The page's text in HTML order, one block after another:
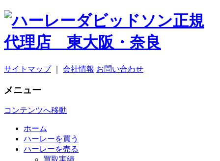
サイトマップ｜ 会社情報 お問い合わせ
メニュー
コンテンツへ移動
ホーム
ハーレーを買う
ハーレーを売る